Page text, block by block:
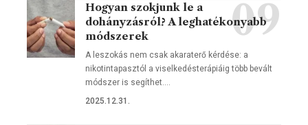
Hogyan szokjunk le a
dohányzásról? A leghatékonyabb
módszerek
A leszokás nem csak akaraterő kérdése: a
nikotintapasztól a viselkedésterápiáig több bevált
módszer is segíthet.…
2025.12.31.